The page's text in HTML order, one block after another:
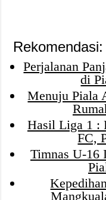
Rekomendasi:
Perjalanan
di
Menuju Piala
Hasil Liga 1 :
FC,
Timnas U-16